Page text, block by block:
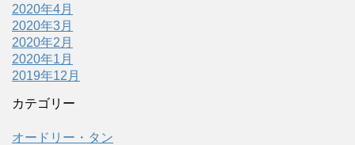
2020年4月
2020年3月
2020年2月
2020年1月
2019年12月
カテゴリー
オードリー・タン